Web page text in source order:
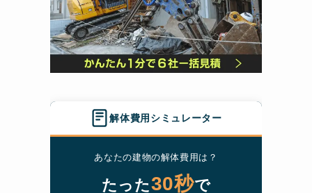
解体費用シミュレーター
あなたの建物の解体費用は？
たった30秒で